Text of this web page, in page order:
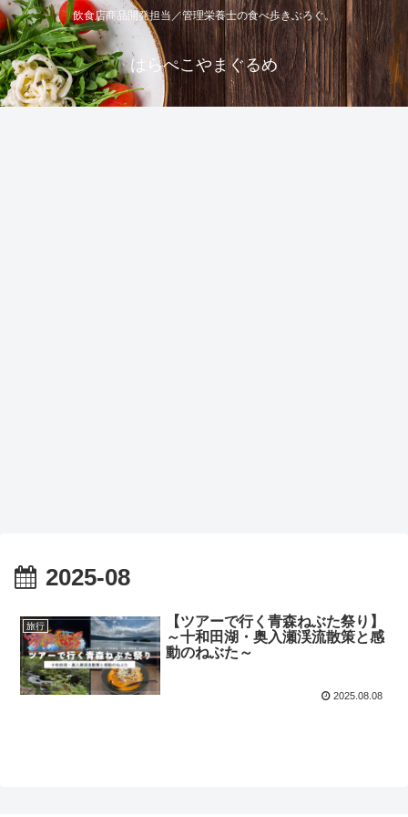
飲食店商品開発担当／管理栄養士の食べ歩きぶろぐ。
はらぺこやまぐるめ
2025-08
旅行
【ツアーで行く青森ねぶた祭り】
～十和田湖・奥入瀬渓流散策と感
動のねぶた～
2025.08.08